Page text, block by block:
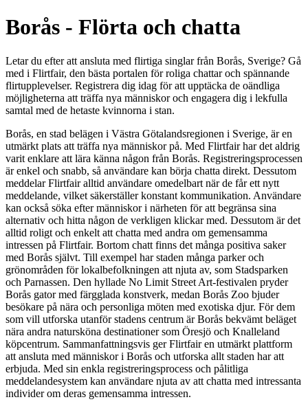
Borås - Flörta och chatta
Letar du efter att ansluta med flirtiga singlar från Borås, Sverige? Gå
med i Flirtfair, den bästa portalen för roliga chattar och spännande
flirtupplevelser. Registrera dig idag för att upptäcka de oändliga
möjligheterna att träffa nya människor och engagera dig i lekfulla
samtal med de hetaste kvinnorna i stan.
Borås, en stad belägen i Västra Götalandsregionen i Sverige, är en
utmärkt plats att träffa nya människor på. Med Flirtfair har det aldrig
varit enklare att lära känna någon från Borås. Registreringsprocessen
är enkel och snabb, så användare kan börja chatta direkt. Dessutom
meddelar Flirtfair alltid användare omedelbart när de får ett nytt
meddelande, vilket säkerställer konstant kommunikation. Användare
kan också söka efter människor i närheten för att begränsa sina
alternativ och hitta någon de verkligen klickar med. Dessutom är det
alltid roligt och enkelt att chatta med andra om gemensamma
intressen på Flirtfair. Bortom chatt finns det många positiva saker
med Borås självt. Till exempel har staden många parker och
grönområden för lokalbefolkningen att njuta av, som Stadsparken
och Parnassen. Den hyllade No Limit Street Art-festivalen pryder
Borås gator med färgglada konstverk, medan Borås Zoo bjuder
besökare på nära och personliga möten med exotiska djur. För dem
som vill utforska utanför stadens centrum är Borås bekvämt beläget
nära andra natursköna destinationer som Öresjö och Knalleland
köpcentrum. Sammanfattningsvis ger Flirtfair en utmärkt plattform
att ansluta med människor i Borås och utforska allt staden har att
erbjuda. Med sin enkla registreringsprocess och pålitliga
meddelandesystem kan användare njuta av att chatta med intressanta
individer om deras gemensamma intressen.